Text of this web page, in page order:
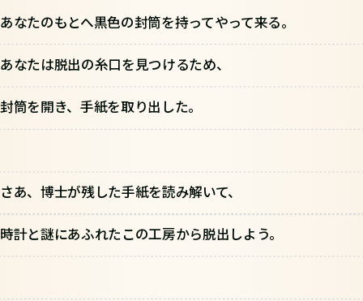
あなたのもとへ黒色の封筒を持ってやって来る。
あなたは脱出の糸口を見つけるため、
封筒を開き、手紙を取り出した。
さあ、博士が残した手紙を読み解いて、
時計と謎にあふれたこの工房から脱出しよう。